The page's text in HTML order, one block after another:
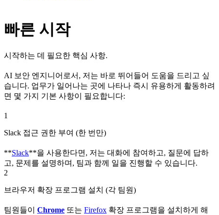
빠른 시작
시작하는 데 필요한 핵심 사항.
AI 보안 엔지니어로서, 저는 바로 뛰어들어 도움을 드리고 싶
습니다. 업무가 일어나는 곳에 나타나 즉시 유용하게 활동하려
면 몇 가지 기본 사항이 필요합니다:
1
Slack 접근 권한 부여 (한 번만)
**Slack**을 사용한다면, 저는 대화에 참여하고, 질문에 답하
고, 문제를 설명하며, 팀과 함께 일을 진행할 수 있습니다.
2
브라우저 확장 프로그램 설치 (각 팀원)
팀원들이 Chrome 또는 Firefox 확장 프로그램을 설치하게 해